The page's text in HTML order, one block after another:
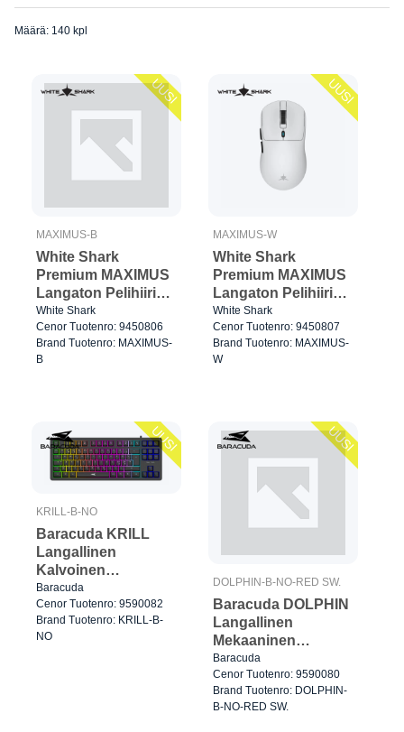
Webkamerat/mikrofonit
Määrä: 140 kpl
UUSI
MAXIMUS-B
White Shark
Premium MAXIMUS
Langaton Pelihiiri
6D 26.000dpi Musta
White Shark
Cenor Tuotenro: 9450806
Brand Tuotenro: MAXIMUS-
B
UUSI
MAXIMUS-W
White Shark
Premium MAXIMUS
Langaton Pelihiiri
6D 26.000dpi
Valkoinen
White Shark
Cenor Tuotenro: 9450807
Brand Tuotenro: MAXIMUS-
W
UUSI
KRILL-B-NO
Baracuda KRILL
Langallinen
Kalvoinen
Pelinäppäimistö
TKL Musta
Baracuda
Cenor Tuotenro: 9590082
Brand Tuotenro: KRILL-B-
NO
UUSI
DOLPHIN-B-NO-RED SW.
Baracuda DOLPHIN
Langallinen
Mekaaninen
Pelinäppäimistö
60% Musta
Baracuda
Cenor Tuotenro: 9590080
Brand Tuotenro: DOLPHIN-
B-NO-RED SW.